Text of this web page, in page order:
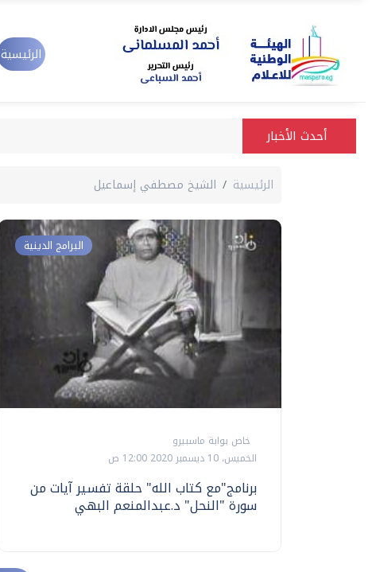
الرئيسية
أحدث الأخبار
الرئيسية الشيخ مصطفي إسماعيل
البرامج الدينية
خاص بوابة ماسبيرو
الخميس، 10 ديسمبر 2020 12:00 ص
برنامج"مع كتاب الله" حلقة تفسير آيات من
سورة "النحل" د.عبدالمنعم البهي